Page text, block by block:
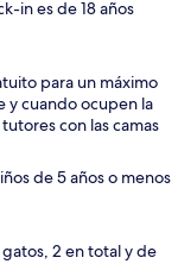
in es de 18 años
para un máximo
y cuando ocupen la
con las camas
de 5 años o menos
2 en total y de